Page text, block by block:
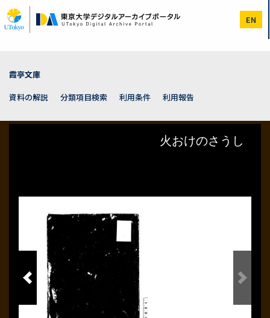
イ
ン
EN
霞亭文庫
資料の解説
分類項目検索 利用条件 利用報告